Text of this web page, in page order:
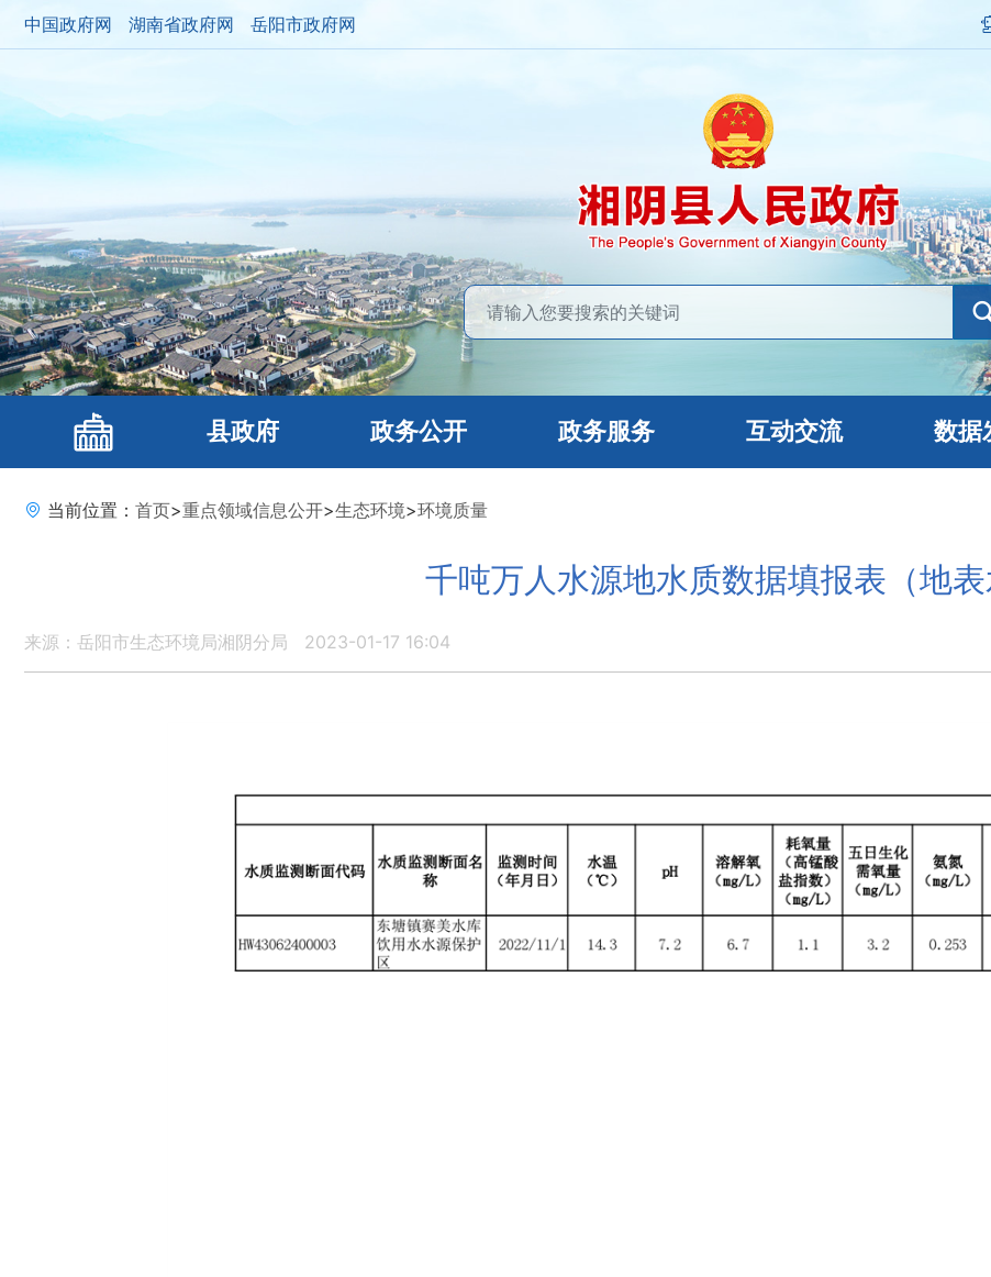
中国政府网 湖南省政府网 岳阳市政府网
县政府 政务公开 政务服务 互动交流 数据
当前位置： 首页>重点领域信息公开>生态环境>环境质量
千吨万人水源地水质数据填报表（地表
来源：岳阳市生态环境局湘阴分局 2023-01-17 16:04